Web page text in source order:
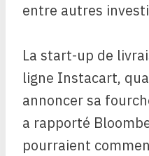
entre autres
La start-up de
ligne Instacart,
annoncer sa
a rapporté
pourraient